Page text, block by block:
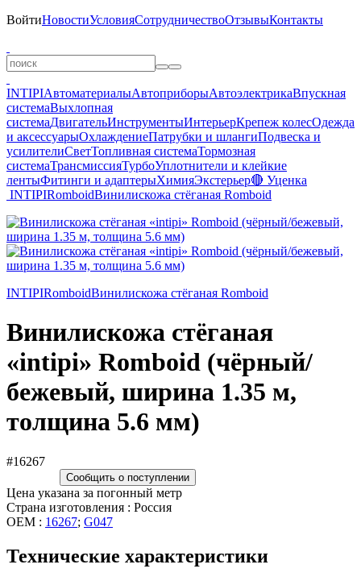
ВойтиНовостиУсловияСотрудничествоОтзывыКонтакты
INTIPIАвтоматериалыАвтоприборыАвтоэлектрикаВпускная
системаВыхлопная
системаДвигательИнструментыИнтерьерКрепеж колесОдежда
и аксессуарыОхлаждениеПатрубки и шлангиПодвеска и
усилителиСветТопливная системаТормозная
системаТрансмиссияТурбоУплотнители и клейкие
лентыФитинги и адаптерыХимияЭкстерьер🔴 Уценка
INTIPIRomboidВинилискожа стёганая Romboid
INTIPIRomboidВинилискожа стёганая Romboid
Винилискожа стёганая
«intipi» Romboid (чёрный/
бежевый, ширина 1.35 м,
толщина 5.6 мм)
#16267
Сообщить о поступлении
Цена указана за погонный метр
Страна изготовления : Россия
OEM : 16267; G047
Технические характеристики